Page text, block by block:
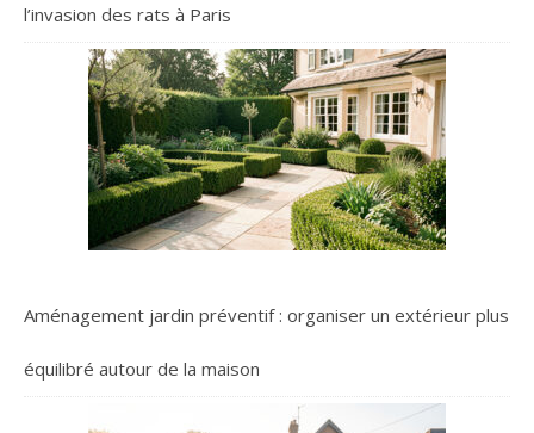
l’invasion des rats à Paris
Aménagement jardin préventif : organiser un extérieur plus
équilibré autour de la maison